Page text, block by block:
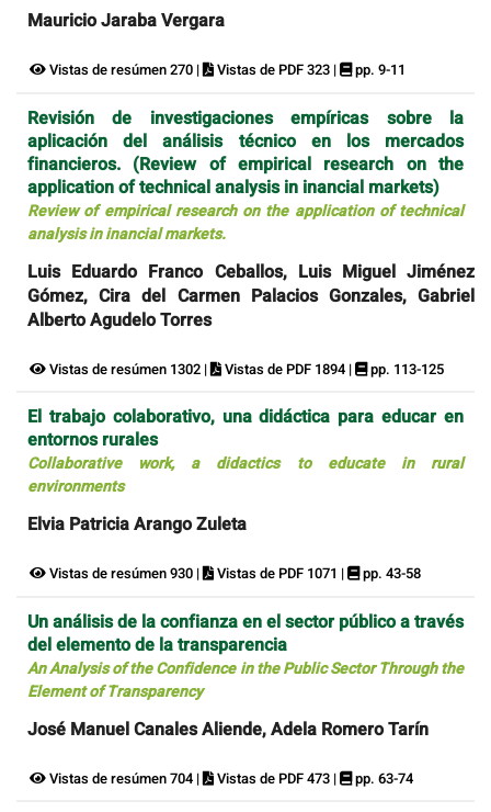
Mauricio Jaraba Vergara
Vistas de resúmen 270 | Vistas de PDF 323 | pp. 9-11
Revisión de investigaciones empíricas sobre la
aplicación del análisis técnico en los mercados
financieros. (Review of empirical research on the
application of technical analysis in inancial markets)
Review of empirical research on the application of technical
analysis in inancial markets.
Luis Eduardo Franco Ceballos, Luis Miguel Jiménez
Gómez, Cira del Carmen Palacios Gonzales, Gabriel
Alberto Agudelo Torres
Vistas de resúmen 1302 | Vistas de PDF 1894 | pp. 113-125
El trabajo colaborativo, una didáctica para educar en
entornos rurales
Collaborative work, a didactics to educate in rural
environments
Elvia Patricia Arango Zuleta
Vistas de resúmen 930 | Vistas de PDF 1071 | pp. 43-58
Un análisis de la confianza en el sector público a través
del elemento de la transparencia
An Analysis of the Confidence in the Public Sector Through the
Element of Transparency
José Manuel Canales Aliende, Adela Romero Tarín
Vistas de resúmen 704 | Vistas de PDF 473 | pp. 63-74